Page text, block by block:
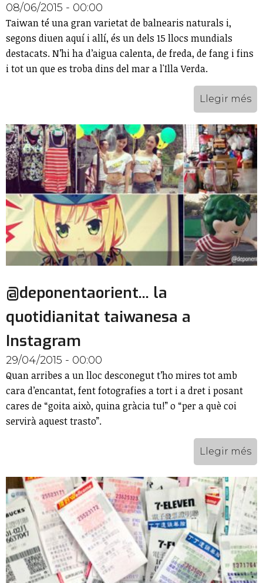
08/06/2015 - 00:00
Taiwan té una gran varietat de balnearis naturals i,
segons diuen aquí i allí, és un dels 15 llocs mundials
destacats. N’hi ha d’aigua calenta, de freda, de fang i fins
i tot un que es troba dins del mar a l'Illa Verda.
Llegir més
@deponentaorient... la
quotidianitat taiwanesa a
Instagram
29/04/2015 - 00:00
Quan arribes a un lloc desconegut t’ho mires tot amb
cara d’encantat, fent fotografies a tort i a dret i posant
cares de “goita això, quina gràcia tu!” o “per a què coi
servirà aquest trasto”.
Llegir més